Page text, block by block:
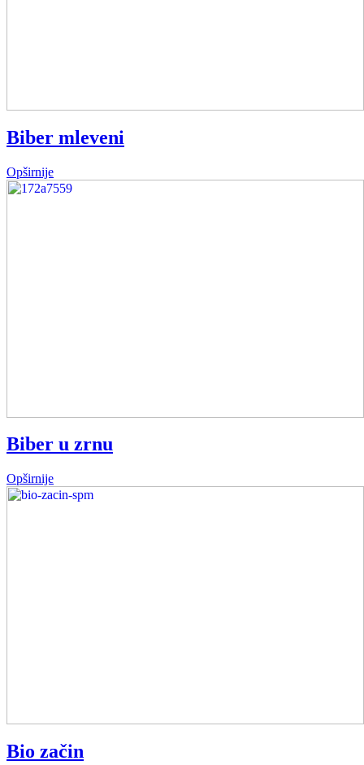
Biber mleveni
Opširnije
Biber u zrnu
Opširnije
Bio začin